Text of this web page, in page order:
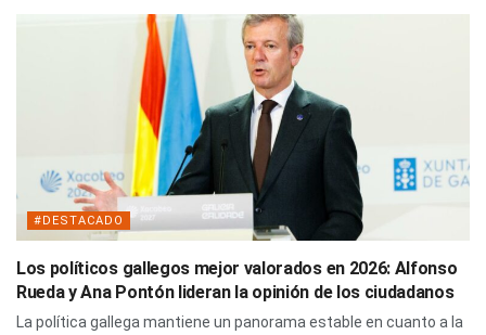
#DESTACADO
Los políticos gallegos mejor valorados en 2026: Alfonso
Rueda y Ana Pontón lideran la opinión de los ciudadanos
La política gallega mantiene un panorama estable en cuanto a la